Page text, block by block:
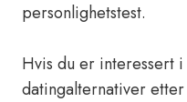
personlighetstest.
Hvis du er interessert
datingalternativer